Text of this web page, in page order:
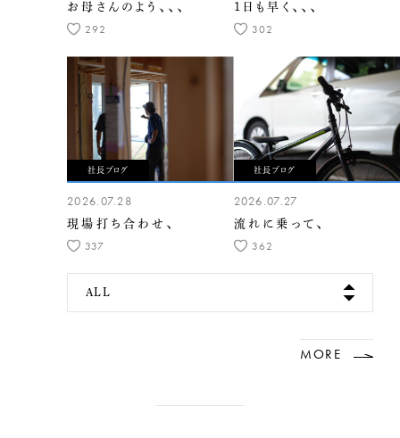
お母さんのよう、、、
292
1日も早く、、、
302
社長ブログ
2026.07.28
現場打ち合わせ、
337
社長ブログ
2026.07.27
流れに乗って、
362
ALL
MORE